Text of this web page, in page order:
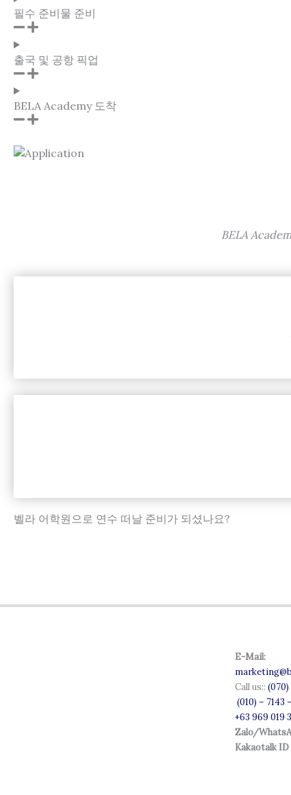
필수 준비물 준비
출국 및 공항 픽업
BELA Academy 도착
BELA
벨라 어학원으로 연수 떠날 준비가 되셨나요?
E-Mail:
Call us:: (070)
(010) – 7143
+63 969 019
Zalo/
Kakaotalk ID